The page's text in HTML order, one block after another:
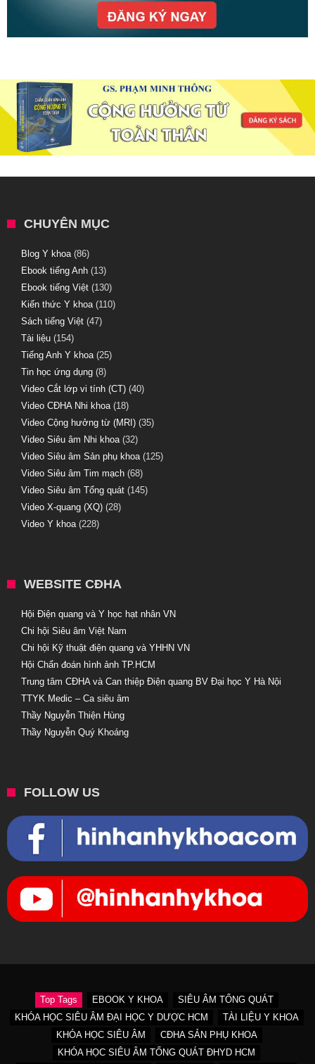
CHUYÊN MỤC
Blog Y khoa(86)
Ebook tiếng Anh (13)
Ebook tiếng Việt (130)
Kiến thức Y khoa(110)
Sách tiếng Việt (47)
Tài liệu (154)
Tiếng Anh Y khoa(25)
Tin học ứng dụng (8)
Video Cắt lớp vi tính (CT) (40)
Video CĐHA Nhi khoa(18)
Video Cộng hưởng từ (MRI) (35)
Video Siêu âm Nhi khoa(32)
Video Siêu âm Sản phụ khoa(125)
Video Siêu âm Tim mạch (68)
Video Siêu âm Tổng quát (145)
Video X-quang (XQ) (28)
Video Y khoa(228)
WEBSITE CĐHA
Hội Điện quang và Y học hạt nhân VN
Chi hội Siêu âm Việt Nam
Chi hội Kỹ thuật điện quang và YHHN VN
Hội Chẩn đoán hình ảnh TP.HCM
Trung tâm CĐHA và Can thiệp Điện quang BV Đại học Y Hà Nội
TTYK Medic – Ca siêu âm
Thầy Nguyễn Thiện Hùng
Thầy Nguyễn Quý Khoáng
FOLLOW US
Top Tags EBOOK Y KHOA
SIÊU ÂM TỔNG QUÁT
KHÓA HỌC SIÊU ÂM ĐẠI HỌC Y DƯỢC HCM
TÀI LIỆU Y KHOA
KHÓA HỌC SIÊU ÂM
CĐHA SẢN PHỤ KHOA
KHÓA HỌC SIÊU ÂM TỔNG QUÁT ĐHYD HCM